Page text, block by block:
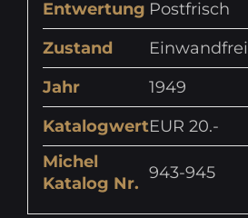
Entwertung Postfrisch
Zustand
Einwandfrei
Jahr
1949
KatalogwertEUR 20.-
Michel
Katalog Nr.
943-945